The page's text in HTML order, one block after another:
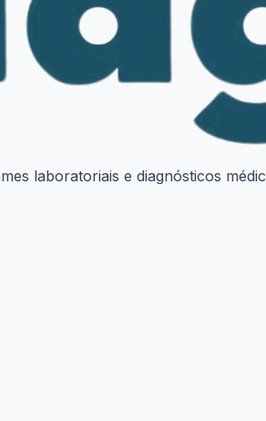
laboratoriais e diagnósticos